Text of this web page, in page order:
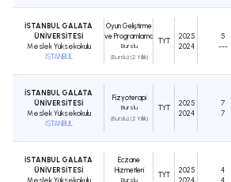
İSTANBUL GALATA
ÜNİVERSİTESİ
Meslek Yüksekokulu
İSTANBUL
Oyun Geliştirme
ve Programlama
Burslu
(Burslu) (2 Yıllık)
TYT
2025
2024
5
---
İSTANBUL GALATA
ÜNİVERSİTESİ
Meslek Yüksekokulu
İSTANBUL
Fizyoterapi
Burslu
(Burslu) (2 Yıllık)
TYT
2025
2024
7
7
İSTANBUL GALATA
ÜNİVERSİTESİ
Meslek Yüksekokulu
Eczane
Hizmetleri
Burslu
TYT
2025
2024
4
4